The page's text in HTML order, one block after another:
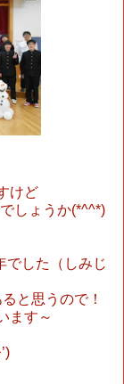
けど
しょうか(*^^*)
でした（しみじ
と思うので！
ます～
’)ゞ